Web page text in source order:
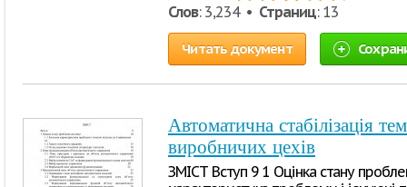
Слов: 3,234 • Страниц: 13
Читать документ
Автоматична стабілізація
виробничих цехів
ЗМІСТ Вступ 9 1 Оцінка стану